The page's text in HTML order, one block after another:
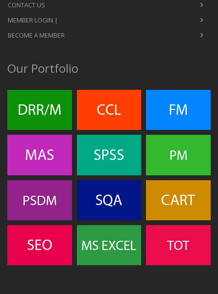
CONTACT US
MEMBER LOGIN |
BECOME A MEMBER
Our Portfolio